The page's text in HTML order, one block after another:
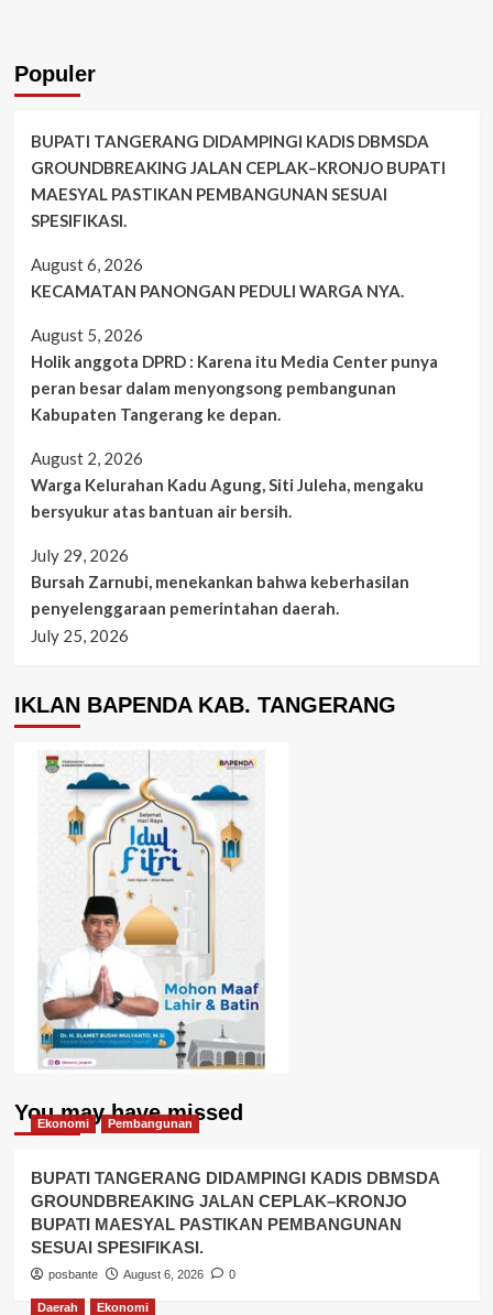
Populer
BUPATI TANGERANG DIDAMPINGI KADIS DBMSDA
GROUNDBREAKING JALAN CEPLAK–KRONJO BUPATI
MAESYAL PASTIKAN PEMBANGUNAN SESUAI
SPESIFIKASI.
August 6, 2026
KECAMATAN PANONGAN PEDULI WARGA NYA.
August 5, 2026
Holik anggota DPRD : Karena itu Media Center punya
peran besar dalam menyongsong pembangunan
Kabupaten Tangerang ke depan.
August 2, 2026
Warga Kelurahan Kadu Agung, Siti Juleha, mengaku
bersyukur atas bantuan air bersih.
July 29, 2026
Bursah Zarnubi, menekankan bahwa keberhasilan
penyelenggaraan pemerintahan daerah.
July 25, 2026
IKLAN BAPENDA KAB. TANGERANG
You may have missed
Ekonomi Pembangunan
BUPATI TANGERANG DIDAMPINGI KADIS DBMSDA
GROUNDBREAKING JALAN CEPLAK–KRONJO
BUPATI MAESYAL PASTIKAN PEMBANGUNAN
SESUAI SPESIFIKASI.
posbante August 6, 2026 0
Daerah Ekonomi